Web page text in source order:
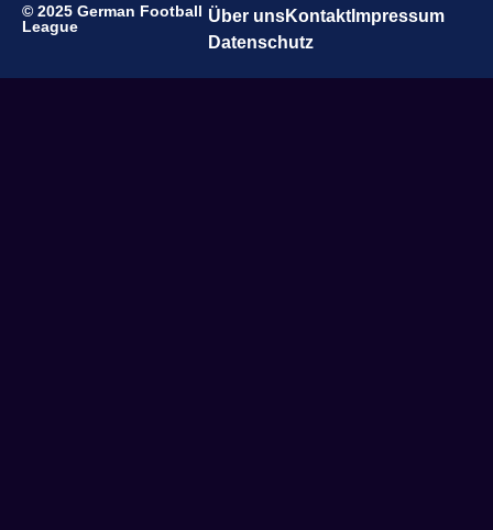
© 2025 German Football
League
Über unsKontaktImpressum
Datenschutz